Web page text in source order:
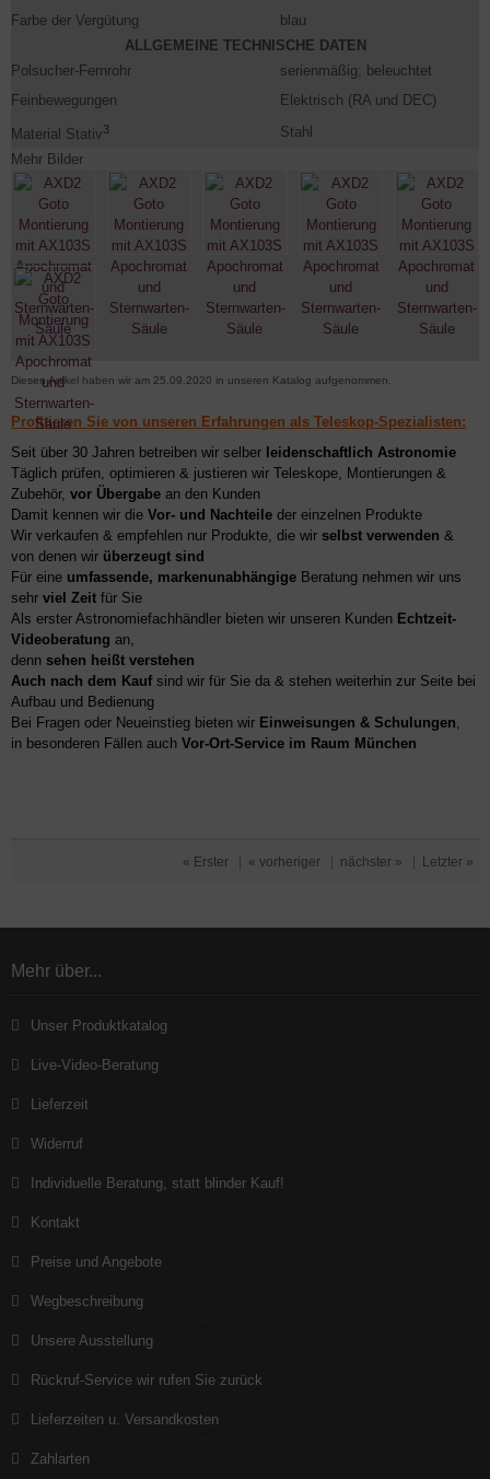
Farbe der Vergütung
blau
ALLGEMEINE TECHNISCHE DATEN
Polsucher-Fernrohr
serienmäßig; beleuchtet
Feinbewegungen
Elektrisch (RA und DEC)
Material Stativ3
Stahl
Mehr Bilder
Diesen Artikel haben wir am 25.09.2020 in unseren Katalog aufgenommen.
Profitieren Sie von unseren Erfahrungen als Teleskop-Spezialisten:
Seit über 30 Jahren betreiben wir selber leidenschaftlich Astronomie
Täglich prüfen, optimieren & justieren wir Teleskope, Montierungen &
Zubehör, vor Übergabe an den Kunden
Damit kennen wir die Vor- und Nachteile der einzelnen Produkte
Wir verkaufen & empfehlen nur Produkte, die wir selbst verwenden &
von denen wir überzeugt sind
Für eine umfassende, markenunabhängige Beratung nehmen wir uns
sehr viel Zeit für Sie
Als erster Astronomiefachhändler bieten wir unseren Kunden Echtzeit-
Videoberatung an,
denn sehen heißt verstehen
Auch nach dem Kaufsind wir für Sie da & stehen weiterhin zur Seite bei
Aufbau und Bedienung
Bei Fragen oder Neueinstieg bieten wir Einweisungen & Schulungen,
in besonderen Fällen auch Vor-Ort-Service im Raum München
« Erster « vorheriger nächster » Letzter »
Mehr über...
Unser Produktkatalog
Live-Video-Beratung
Lieferzeit
Widerruf
Individuelle Beratung, statt blinder Kauf!
Kontakt
Preise und Angebote
Wegbeschreibung
Unsere Ausstellung
Rückruf-Service wir rufen Sie zurück
Lieferzeiten u. Versandkosten
Zahlarten